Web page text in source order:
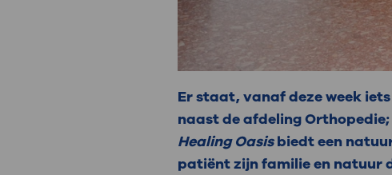
Er staat, vanaf deze week
naast de afdeling
Healing Oasisbiedt een
patiënt zijn familie en natuur